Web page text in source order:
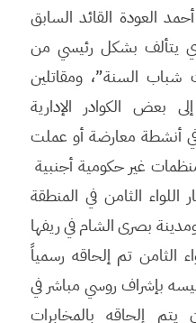
العودة القائد السابق
يتألف بشكل رئيسي من
شباب السنة”، ومقاتلين
بعض الكوادر الإدارية
أنشطة معارضة أو عملت
غير حكومية أجنبية
الثامن في المنطقة
بصرى الشام في ريفها
الثامن تم إلحاقه رسمياً
بإشراف روسي مباشر في
قبل أن يتم إلحاقه بالمخابرات